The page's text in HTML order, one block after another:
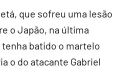
que sofreu uma lesão
o Japão, na última
batido o martelo
o do atacante Gabriel